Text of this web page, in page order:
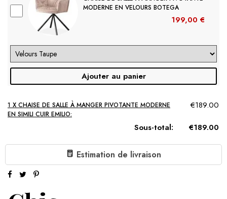
MODERNE EN VELOURS BOTEGA
199,00 €
Ajouter au panier
1 X CHAISE DE SALLE À MANGER PIVOTANTE MODERNE
EN SIMILI CUIR EMILIO:
€189.00
Sous-total:
€189.00
Estimation de livraison